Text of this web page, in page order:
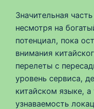
Значительная
несмотря на
потенциал, пока
внимания
перелеты с
уровень сервиса,
китайском языке,
узнаваемость